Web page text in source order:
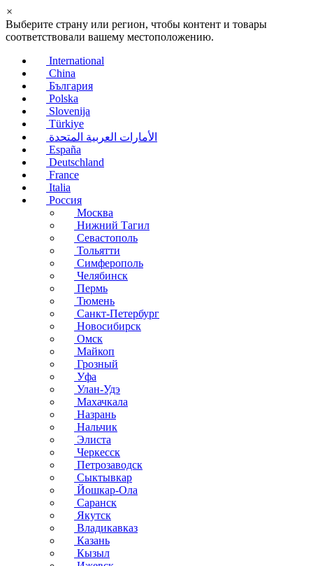
×
Выберите страну или регион, чтобы контент и товары
соответствовали вашему местоположению.
International
China
България
Polska
Slovenija
Türkiye
الأمارات العربية المتحدة
España
Deutschland
France
Italia
Россия
Москва
Нижний Тагил
Севастополь
Тольятти
Симферополь
Челябинск
Пермь
Тюмень
Санкт-Петербург
Новосибирск
Омск
Майкоп
Грозный
Уфа
Улан-Удэ
Махачкала
Назрань
Нальчик
Элиста
Черкесск
Петрозаводск
Сыктывкар
Йошкар-Ола
Саранск
Якутск
Владикавказ
Казань
Кызыл